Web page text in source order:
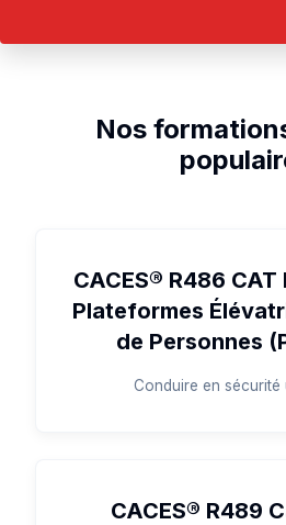
Nos
CACES® R486
Plateformes
de Personnes
Conduire en sécurité
CACES® R489